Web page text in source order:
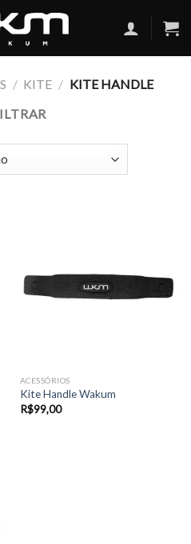
/ KITE / KITE HANDLE
ACESSÓRIOS
Kite Handle Wakum
R$99,00